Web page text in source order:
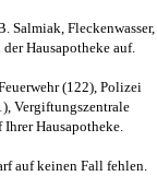
Salmiak, Fleckenwasser,
Hausapotheke auf.
(122), Polizei
Vergiftungszentrale
Hausapotheke.
auf keinen Fall fehlen.